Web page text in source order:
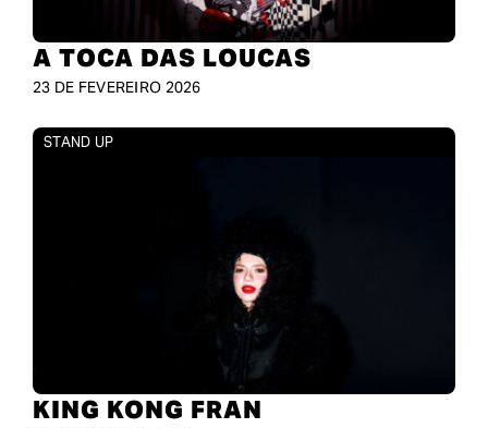
A TOCA DAS LOUCAS
23 DE FEVEREIRO 2026
STAND UP
KING KONG FRAN